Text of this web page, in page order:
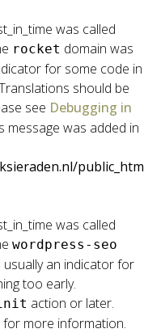
was called
rocket domain was
for some code in
should be
see Debugging in
message was added in
was called
wordpress-seo
an indicator for
too early.
action or later.
for more information.